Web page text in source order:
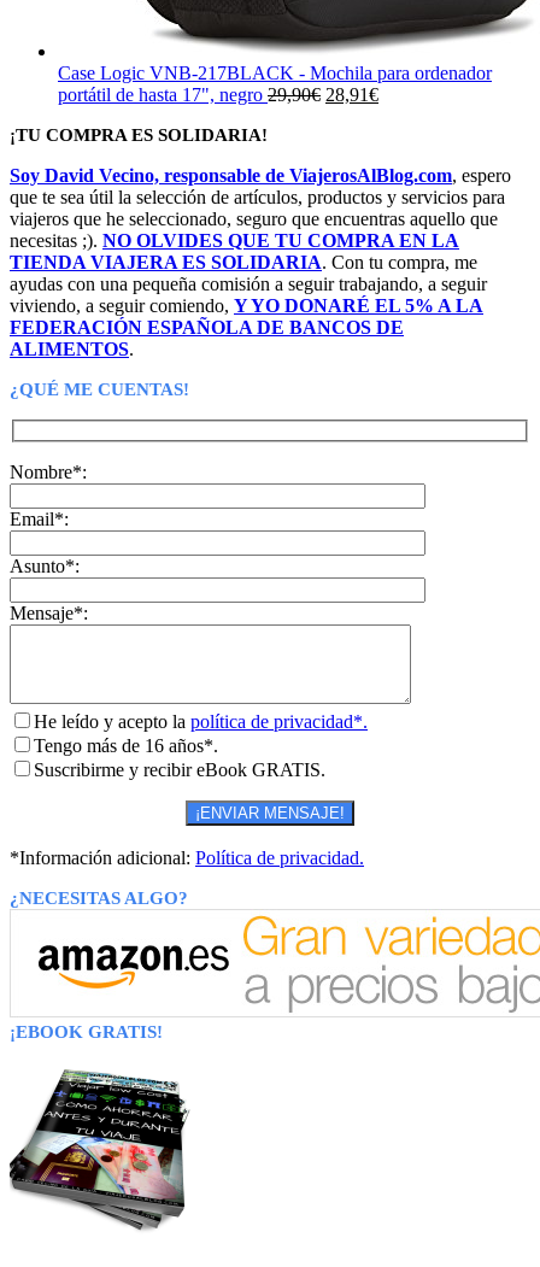
Case Logic VNB-217BLACK - Mochila para ordenador
portátil de hasta 17", negro 29,90€ El
29,90€.
28,91€El
28,91€.
¡TU COMPRA ES SOLIDARIA!
Soy David Vecino, responsable de ViajerosAlBlog.com, espero
que te sea útil la selección de artículos, productos y servicios para
viajeros que he seleccionado, seguro que encuentras aquello que
necesitas ;). NO OLVIDES QUE TU COMPRA EN LA
TIENDA VIAJERA ES SOLIDARIA. Con tu compra, me
ayudas con una pequeña comisión a seguir trabajando, a seguir
viviendo, a seguir comiendo, Y YO DONARÉ EL 5% A LA
FEDERACIÓN ESPAÑOLA DE BANCOS DE
ALIMENTOS.
¿QUÉ ME CUENTAS!
Nombre*:
Email*:
Asunto*:
Mensaje*:
He leído y acepto la política de privacidad*.
Tengo más de 16 años*.
Suscribirme y recibir eBook GRATIS.
*Información adicional: Política de privacidad.
¿NECESITAS ALGO?
¡EBOOK GRATIS!